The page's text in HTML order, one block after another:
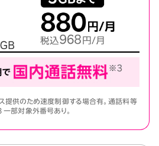
提供のため速度制御する場合有。通話料等
部対象外番号あり。